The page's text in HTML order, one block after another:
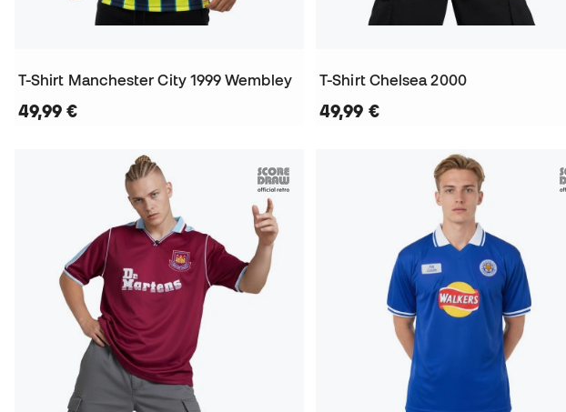
T-Shirt Manchester City 1999 Wembley
49,99 €
T-Shirt Chelsea 2000
49,99 €